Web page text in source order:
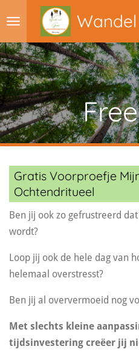
naar
de
hoofdinhoud
Gratis Voorproefje
Ochtendritueel
Ben jij ook zo gefrustreerd
wordt?
Loop jij ook de hele dag van
helemaal overstresst?
Ben jij al oververmoeid nog
Met slechts kleine
tijdsinvestering creëer jij